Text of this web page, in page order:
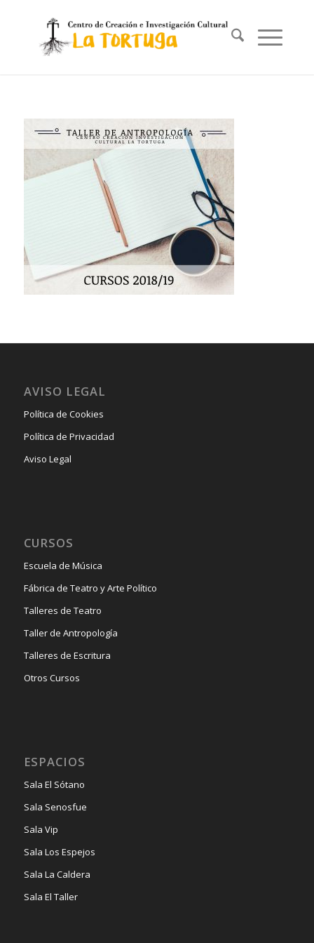
AVISO LEGAL
Política de Cookies
Política de Privacidad
Aviso Legal
CURSOS
Escuela de Música
Fábrica de Teatro y Arte Político
Talleres de Teatro
Taller de Antropología
Talleres de Escritura
Otros Cursos
ESPACIOS
Sala El Sótano
Sala Senosfue
Sala Vip
Sala Los Espejos
Sala La Caldera
Sala El Taller